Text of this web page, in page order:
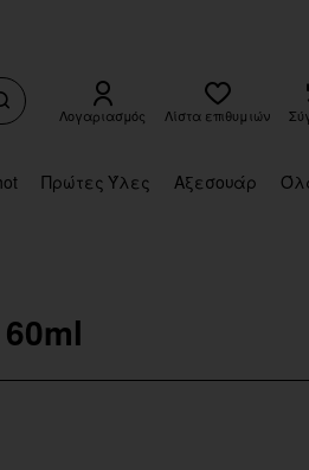
Λογαριασμός Λίστα επιθυμιών
Πρώτες Ύλες Αξεσουάρ